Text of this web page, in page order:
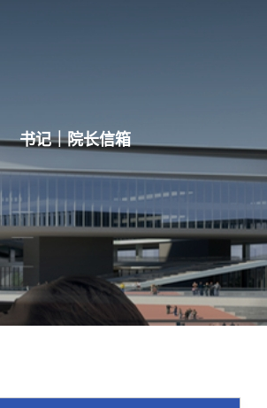
书记｜院长信箱